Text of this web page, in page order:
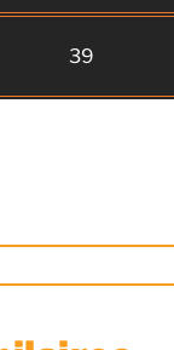
39